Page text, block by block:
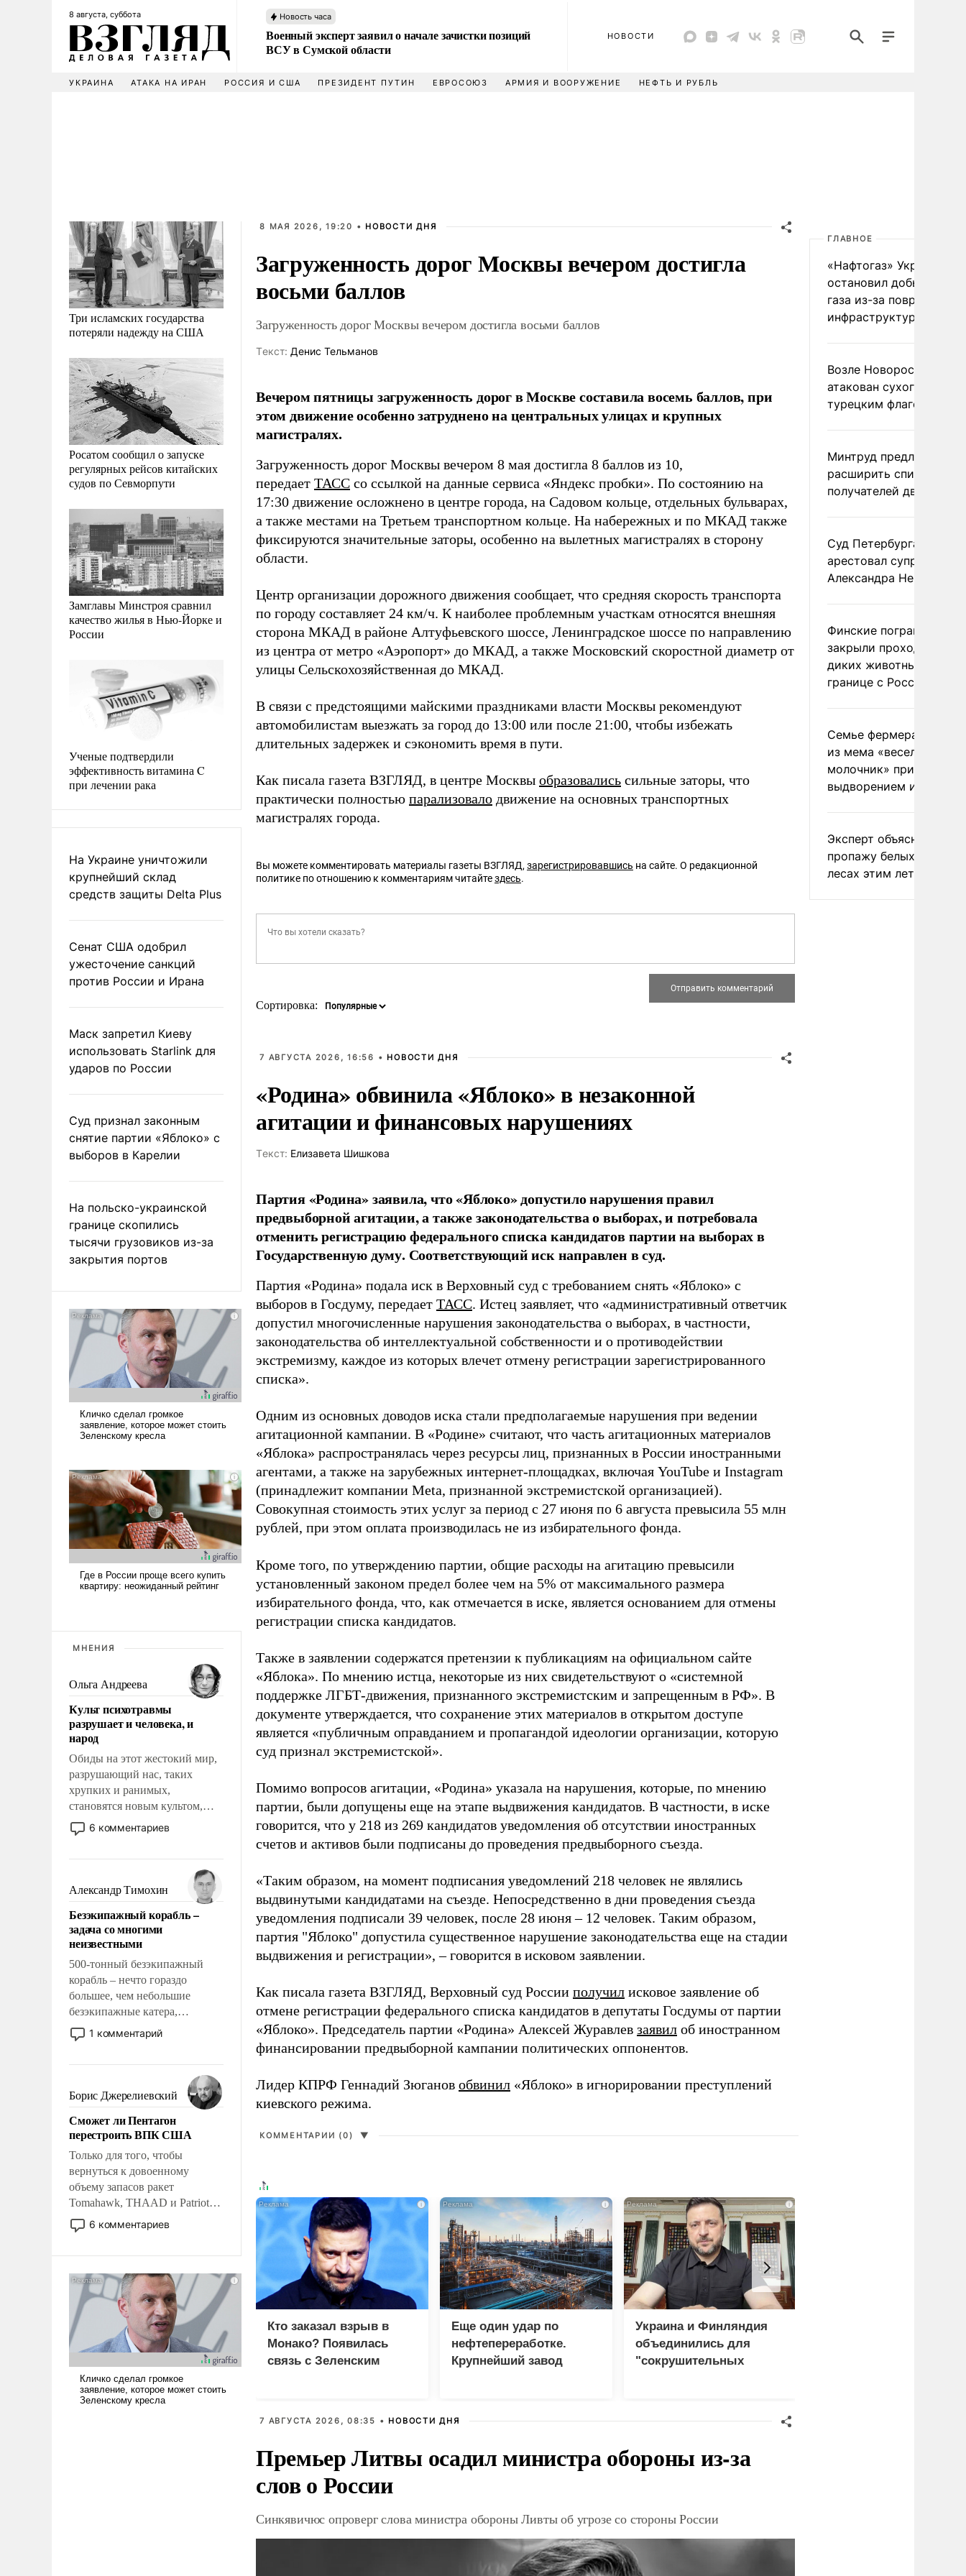
8 августа, суббота Новость часа
Военный эксперт заявил о начале зачистки позиций
ВСУ в Сумской области
НОВОСТИ
УКРАИНА АТАКА НА ИРАН РОССИЯ И США ПРЕЗИДЕНТ ПУТИН ЕВРОСОЮЗ АРМИЯ И ВООРУЖЕНИЕ НЕФТЬ И РУБЛЬ
Три исламских государства
потеряли надежду на США
Росатом сообщил о запуске
регулярных рейсов китайских
судов по Севморпути
Замглавы Минстроя сравнил
качество жилья в Нью-Йорке и
России
Ученые подтвердили
эффективность витамина C
при лечении рака
На Украине уничтожили
крупнейший склад
средств защиты Delta Plus
Сенат США одобрил
ужесточение санкций
против России и Ирана
Маск запретил Киеву
использовать Starlink для
ударов по России
Суд признал законным
снятие партии «Яблоко» с
выборов в Карелии
На польско-украинской
границе скопились
тысячи грузовиков из-за
закрытия портов
МНЕНИЯ
Ольга Андреева
Культ психотравмы
разрушает и человека, и
народ
Обиды на этот жестокий мир,
разрушающий нас, таких
хрупких и ранимых,
становятся новым культом,
постепенно вытесняя и
отменяя традиционное
мужественным и твердым под
ударами судьбы, брать на себя
ответственность, помогать
слабым, идти вперед и
адаптироваться.
6 комментариев
Александр Тимохин
Безэкипажный корабль –
задача со многими
неизвестными
500-тонный безэкипажный
корабль – нечто гораздо
большее, чем небольшие
безэкипажные катера,
применение которых уже
стало обыденностью. Задача по
сложна и амбициозна. Однако
и ее реализация радикально
поднимет наши боевые
возможности.
1 комментарий
Борис Джерелиевский
Сможет ли Пентагон
перестроить ВПК США
Только для того, чтобы
вернуться к довоенному
объему запасов ракет
Tomahawk, THAAD и Patriot
США потребуется более трех
лет. Даже небольшая война с
Сложившаяся ситуация
означает многолетний период
уязвимости США, например,
перед Китаем.
6 комментариев
8 МАЯ 2026, 19:20 • НОВОСТИ ДНЯ
Загруженность дорог Москвы вечером достигла
восьми баллов
Загруженность дорог Москвы вечером достигла восьми баллов
Tекст: Денис Тельманов
Вечером пятницы загруженность дорог в Москве составила восемь баллов, при
этом движение особенно затруднено на центральных улицах и крупных
магистралях.
Загруженность дорог Москвы вечером 8 мая достигла 8 баллов из 10,
передает ТАСС со ссылкой на данные сервиса «Яндекс пробки». По состоянию на
17:30 движение осложнено в центре города, на Садовом кольце, отдельных бульварах,
а также местами на Третьем транспортном кольце. На набережных и по МКАД также
фиксируются значительные заторы, особенно на вылетных магистралях в сторону
области.
Центр организации дорожного движения сообщает, что средняя скорость транспорта
по городу составляет 24 км/ч. К наиболее проблемным участкам относятся внешняя
сторона МКАД в районе Алтуфьевского шоссе, Ленинградское шоссе по направлению
из центра от метро «Аэропорт» до МКАД, а также Московский скоростной диаметр от
улицы Сельскохозяйственная до МКАД.
В связи с предстоящими майскими праздниками власти Москвы рекомендуют
автомобилистам выезжать за город до 13:00 или после 21:00, чтобы избежать
длительных задержек и сэкономить время в пути.
Как писала газета ВЗГЛЯД, в центре Москвы образовались сильные заторы, что
практически полностью парализовало движение на основных транспортных
магистралях города.
Вы можете комментировать материалы газеты ВЗГЛЯД, зарегистрировавшись на сайте. О редакционной
политике по отношению к комментариям читайтездесь.
Сортировка:
7 АВГУСТА 2026, 16:56 • НОВОСТИ ДНЯ
«Родина» обвинила «Яблоко» в незаконной
агитации и финансовых нарушениях
Tекст: Елизавета Шишкова
Партия «Родина» заявила, что «Яблоко» допустило нарушения правил
предвыборной агитации, а также законодательства о выборах, и потребовала
отменить регистрацию федерального списка кандидатов партии на выборах в
Государственную думу. Соответствующий иск направлен в суд.
Партия «Родина» подала иск в Верховный суд с требованием снять «Яблоко» с
выборов в Госдуму, передает ТАСС. Истец заявляет, что «административный ответчик
допустил многочисленные нарушения законодательства о выборах, в частности,
законодательства об интеллектуальной собственности и о противодействии
экстремизму, каждое из которых влечет отмену регистрации зарегистрированного
списка».
Одним из основных доводов иска стали предполагаемые нарушения при ведении
агитационной кампании. В «Родине» считают, что часть агитационных материалов
«Яблока» распространялась через ресурсы лиц, признанных в России иностранными
агентами, а также на зарубежных интернет-площадках, включая YouTube и Instagram
(принадлежит компании Meta, признанной экстремистской организацией).
Совокупная стоимость этих услуг за период с 27 июня по 6 августа превысила 55 млн
рублей, при этом оплата производилась не из избирательного фонда.
Кроме того, по утверждению партии, общие расходы на агитацию превысили
установленный законом предел более чем на 5% от максимального размера
избирательного фонда, что, как отмечается в иске, является основанием для отмены
регистрации списка кандидатов.
Также в заявлении содержатся претензии к публикациям на официальном сайте
«Яблока». По мнению истца, некоторые из них свидетельствуют о «системной
поддержке ЛГБТ-движения, признанного экстремистским и запрещенным в РФ». В
документе утверждается, что сохранение этих материалов в открытом доступе
является «публичным оправданием и пропагандой идеологии организации, которую
суд признал экстремистской».
Помимо вопросов агитации, «Родина» указала на нарушения, которые, по мнению
партии, были допущены еще на этапе выдвижения кандидатов. В частности, в иске
говорится, что у 218 из 269 кандидатов уведомления об отсутствии иностранных
счетов и активов были подписаны до проведения предвыборного съезда.
«Таким образом, на момент подписания уведомлений 218 человек не являлись
выдвинутыми кандидатами на съезде. Непосредственно в дни проведения съезда
уведомления подписали 39 человек, после 28 июня – 12 человек. Таким образом,
партия "Яблоко" допустила существенное нарушение законодательства еще на стадии
выдвижения и регистрации», – говорится в исковом заявлении.
Как писала газета ВЗГЛЯД, Верховный суд России получил исковое заявление об
отмене регистрации федерального списка кандидатов в депутаты Госдумы от партии
«Яблоко». Председатель партии «Родина» Алексей Журавлев заявил об иностранном
финансировании предвыборной кампании политических оппонентов.
Лидер КПРФ Геннадий Зюганов обвинил «Яблоко» в игнорировании преступлений
киевского режима.
КОММЕНТАРИИ (0) ▼
i
Кто заказал взрыв в
Монако? Появилась
связь с Зеленским
i
Еще один удар по
нефтепереработке.
Крупнейший завод
i
Украина и Финляндия
объединились для
"сокрушительных
7 АВГУСТА 2026, 08:35 • НОВОСТИ ДНЯ
Премьер Литвы осадил министра обороны из-за
слов о России
Синкявичюс опроверг слова министра обороны Ливты об угрозе со стороны России
ГЛАВНОЕ
«Нафтогаз» Украины
остановил добычу
газа из-за повреждения
инфраструктуры
Возле Новороссийска
атакован сухогруз под
турецким флагом
Минтруд предложил
расширить список
получателей двух
Суд Петербурга заочно
арестовал супругу
Александра Невзорова
Финские пограничники
закрыли проходы для
диких животных на
границе с Россией
Семье фермера
из мема «веселый
молочник» пригрозили
выдворением из
Эксперт объяснил
пропажу белых грибов
лесах этим летом